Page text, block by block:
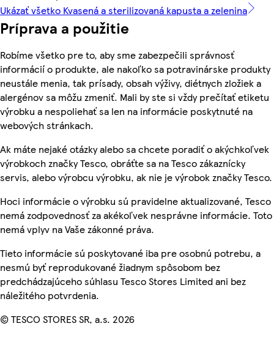
Ukázať všetko Kvasená a sterilizovaná kapusta a zelenina
Príprava a použitie
Robíme všetko pre to, aby sme zabezpečili správnosť
informácií o produkte, ale nakoľko sa potravinárske produkty
neustále menia, tak prísady, obsah výživy, diétnych zložiek a
alergénov sa môžu zmeniť. Mali by ste si vždy prečítať etiketu
výrobku a nespoliehať sa len na informácie poskytnuté na
webových stránkach.
Ak máte nejaké otázky alebo sa chcete poradiť o akýchkoľvek
výrobkoch značky Tesco, obráťte sa na Tesco zákaznícky
servis, alebo výrobcu výrobku, ak nie je výrobok značky Tesco.
Hoci informácie o výrobku sú pravidelne aktualizované, Tesco
nemá zodpovednosť za akékoľvek nesprávne informácie. Toto
nemá vplyv na Vaše zákonné práva.
Tieto informácie sú poskytované iba pre osobnú potrebu, a
nesmú byť reprodukované žiadnym spôsobom bez
predchádzajúceho súhlasu Tesco Stores Limited ani bez
náležitého potvrdenia.
© TESCO STORES SR, a.s. 2026